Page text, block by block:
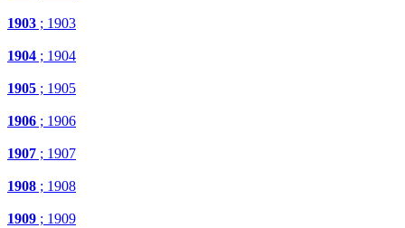
1903 ; 1903
1904 ; 1904
1905 ; 1905
1906 ; 1906
1907 ; 1907
1908 ; 1908
1909 ; 1909